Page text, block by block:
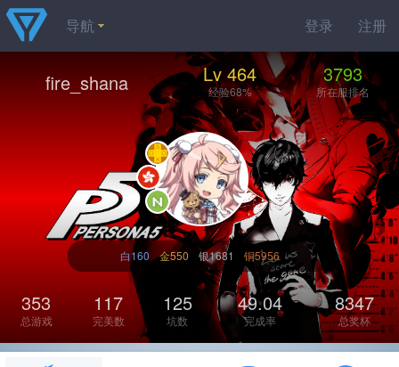
登录 注册
导航
fire_shana Lv 464
经验68%
3793
所在服排名
白160 金550 银1681 铜5956
353
总游戏
117
完美数
125
坑数
49.04
完成率
8347
总奖杯